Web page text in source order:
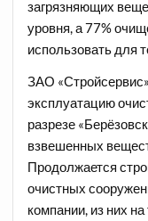
загрязняющих
уровня, а 77%
использовать для
ЗАО
эксплуатацию
разрезе
взвешенных
Продолжается
очистных
компании, из них